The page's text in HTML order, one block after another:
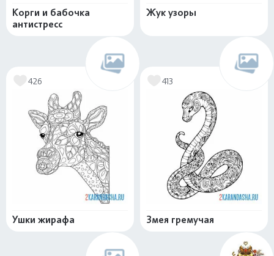
Корги и бабочка
антистресс
Жук узоры
426
Ушки жирафа
413
Змея гремучая